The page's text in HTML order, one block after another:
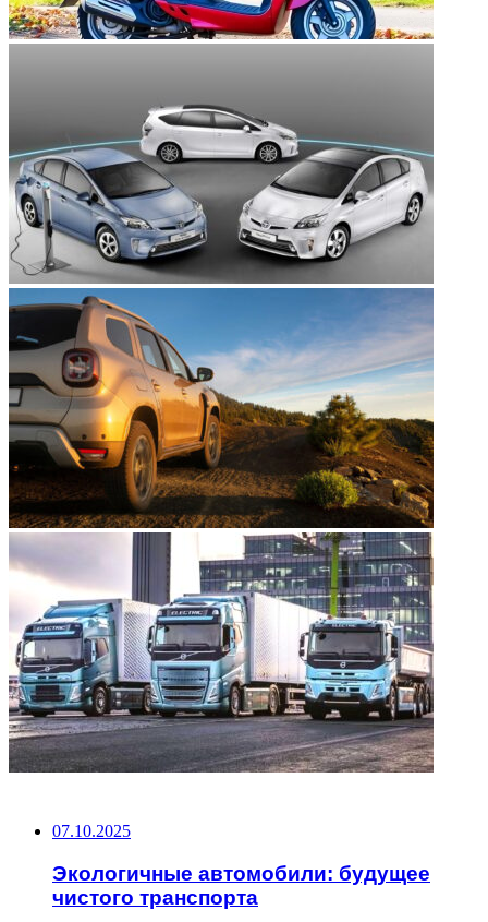
07.10.2025
Экологичные автомобили: будущее
чистого транспорта